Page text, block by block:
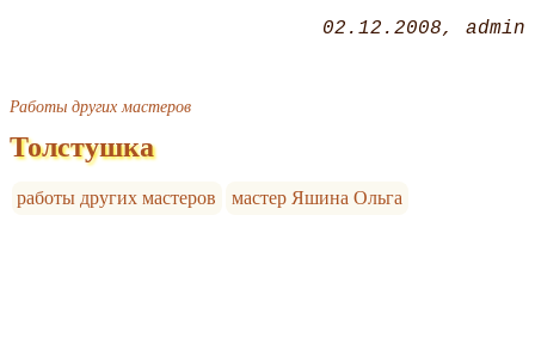
02.12.2008 admin
Работы других мастеров
Толстушка
работы других мастеров мастер Яшина Ольга